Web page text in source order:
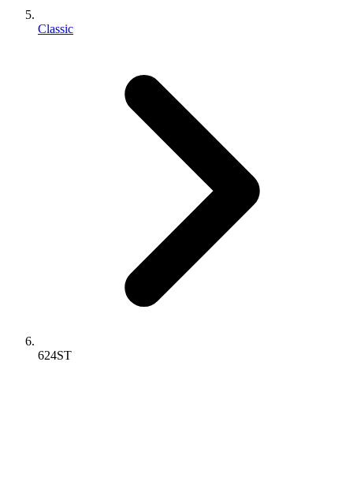
Classic
624ST